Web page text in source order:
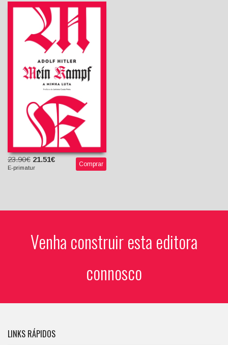
Mein Kampf - A Minha Luta
Adolf Hitler
António Costa Pinto
(Introdução)
23.90€ 21.51€
E-primatur Comprar
Venha construir esta editora
connosco
LINKS RÁPIDOS